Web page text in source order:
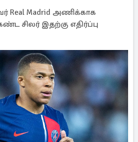
Madrid அணிக்காக
சிலர் இதற்கு எதிர்ப்பு